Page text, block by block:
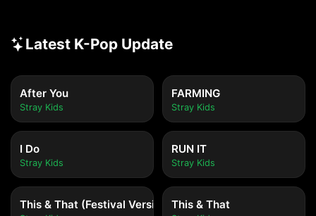
Latest K-Pop Update
After You
Stray Kids
FARMING
Stray Kids
I Do
Stray Kids
RUN IT
Stray Kids
This & That (Festival Version) This & That